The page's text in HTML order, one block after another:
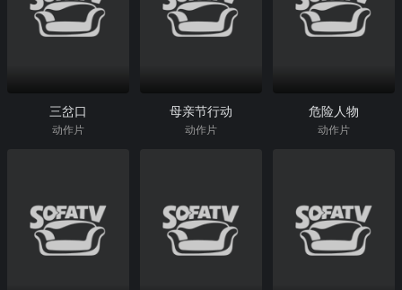
三岔口
动作片
母亲节行动
动作片
危险人物
动作片